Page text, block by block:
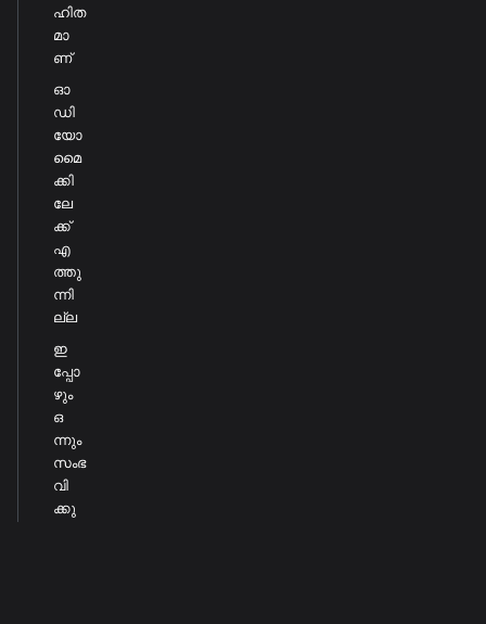
ഹിത
മാ
ണ്
ഓ
ഡി
യോ
മൈ
ക്കി
ലേ
ക്ക്
എ
ത്തു
ന്നി
ല്ല
ഇ
പ്പോ
ഴും
ഒ
ന്നും
സംഭ
വി
ക്കു